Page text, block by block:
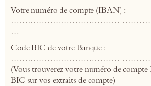
Votre numéro de compte (IBAN) :
…
Code BIC de votre Banque :
(Vous trouverez votre numéro de
BIC sur vos extraits de compte)